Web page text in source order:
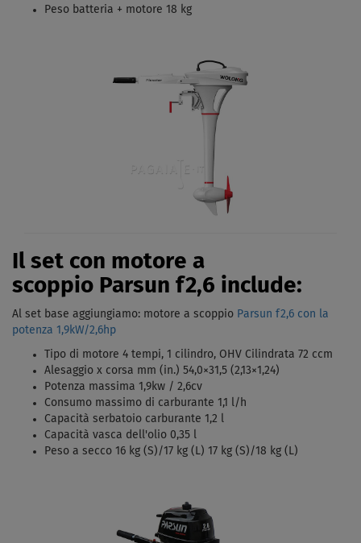
Peso batteria + motore 18 kg
Il set con motore a
scoppio Parsun f2,6 include:
Al set base aggiungiamo: motore a scoppio Parsun f2,6 con la
potenza 1,9kW/2,6hp
Tipo di motore 4 tempi, 1 cilindro, OHV Cilindrata 72 ccm
Alesaggio x corsa mm (in.) 54,0×31,5 (2,13×1,24)
Potenza massima 1,9kw / 2,6cv
Consumo massimo di carburante 1,1 l/h
Capacità serbatoio carburante 1,2 l
Capacità vasca dell'olio 0,35 l
Peso a secco 16 kg (S)/17 kg (L) 17 kg (S)/18 kg (L)